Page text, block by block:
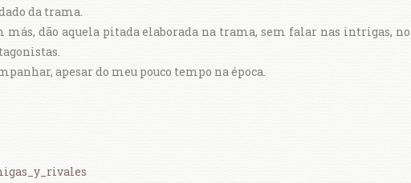
da trama.
más, dão aquela pitada elaborada na trama, sem falar nas intrigas, no
apesar do meu pouco tempo na época.